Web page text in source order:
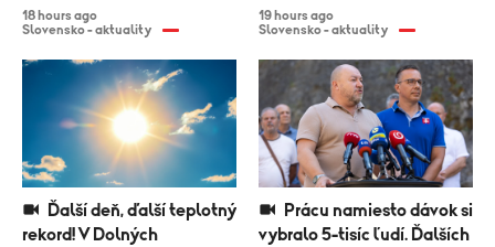
výbor
18 hours ago
Slovensko - aktuality
19 hours ago
Slovensko - aktuality
rekord! V Dolných
vybralo 5-tisíc ľudí. Ďalších